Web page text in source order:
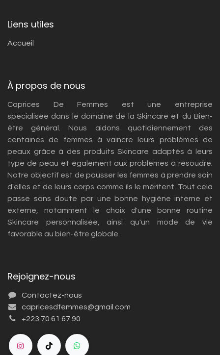
Liens utiles
Accueil
À propos de nous
Caprices De Femmes est une entreprise
spécialisée dans le domaine de la Skincare et du Bien-
être général. Nous aidons quotidiennement des
centaines de femmes à vaincre leurs problèmes de
peaux grâce à des produits Skincare adaptés à leurs
type de peau et également aux problèmes à résoudre.
Notre objectif est de pousser les femmes à prendre soin
d'elles et de leurs corps comme ils le méritent. Tout cela
passe sans doute par une bonne hygiène interne et
externe, notamment le choix d'une bonne routine
Skincare personnalisée, ainsi qu'un mode de vie
favorable au bien-être globale.
Rejoignez-nous
Contactez-nous
capricesdfemmes@gmail.com
+223 70 61 67 90